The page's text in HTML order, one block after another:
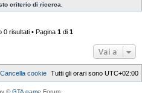
criterio di ricerca.
risultati • Pagina 1di 1
Vai a
Tutti gli orari sono UTC+02:00
Cancella cookie
©GTA game Forum.